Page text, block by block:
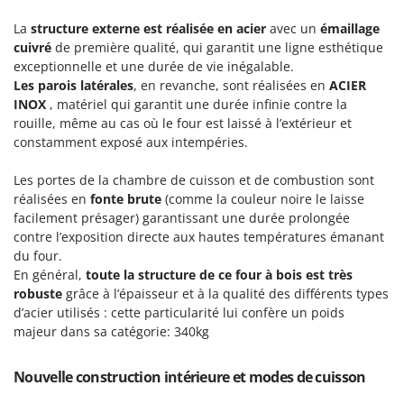
Pulvérisateurs portés
R
Rafraîchisseurs d'air par évaporation
Rampes de chargement en aluminium
Râpes à fromage électriques
Remplisseuses
Robots nettoyeurs de piscine
Robots Tondeuses
Rogneuses de souches
Rouleaux pour tracteur
Scies à Ruban
GVS
GYS
H
Hailo
Helvi
Henx
HiKOKI
Honda
I
Idromatic
Il-Tec
Imperia
La structure externe est réalisée en acier avec un émaillage
cuivré de première qualité, qui garantit une ligne esthétique
exceptionnelle et une durée de vie inégalable.
Les parois latérales, en revanche, sont réalisées en ACIER
INOX , matériel qui garantit une durée infinie contre la
rouille, même au cas où le four est laissé à l’extérieur et
constamment exposé aux intempéries.
Les portes de la chambre de cuisson et de combustion sont
réalisées en fonte brute (comme la couleur noire le laisse
facilement présager) garantissant une durée prolongée
contre l’exposition directe aux hautes températures émanant
du four.
En général, toute la structure de ce four à bois est très
robuste grâce à l’épaisseur et à la qualité des différents types
d’acier utilisés : cette particularité lui confère un poids
majeur dans sa catégorie: 340kg
Nouvelle construction intérieure et modes de cuisson